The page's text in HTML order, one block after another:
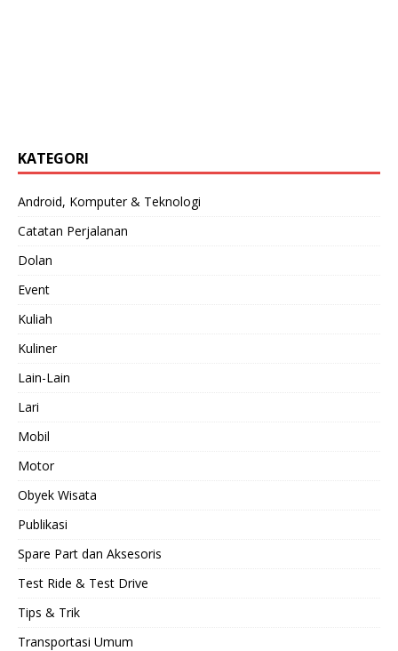
KATEGORI
Android, Komputer & Teknologi
Catatan Perjalanan
Dolan
Event
Kuliah
Kuliner
Lain-Lain
Lari
Mobil
Motor
Obyek Wisata
Publikasi
Spare Part dan Aksesoris
Test Ride & Test Drive
Tips & Trik
Transportasi Umum